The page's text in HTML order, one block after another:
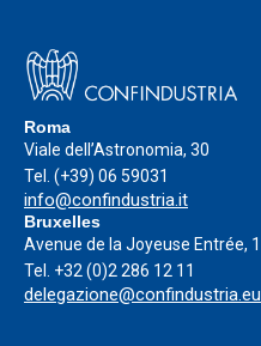
Roma
Viale dell’Astronomia, 30
Tel. (+39) 06 59031
info@confindustria.it
Bruxelles
Avenue de la Joyeuse Entrée, 1
Tel. +32 (0)2 286 12 11
delegazione@confindustria.eu